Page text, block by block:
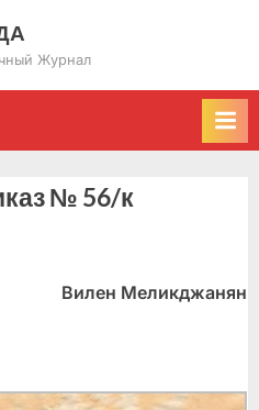
Журнал
№ 56/к
Вилен Меликджанян